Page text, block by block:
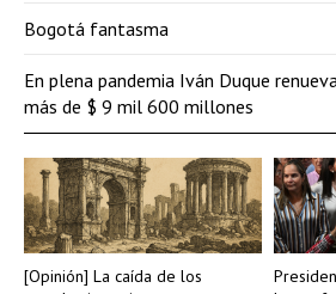
[Opinión] La caída de los
Bogotá fantasma
En plena pandemia Iván Duque
más de $ 9 mil 600 millones